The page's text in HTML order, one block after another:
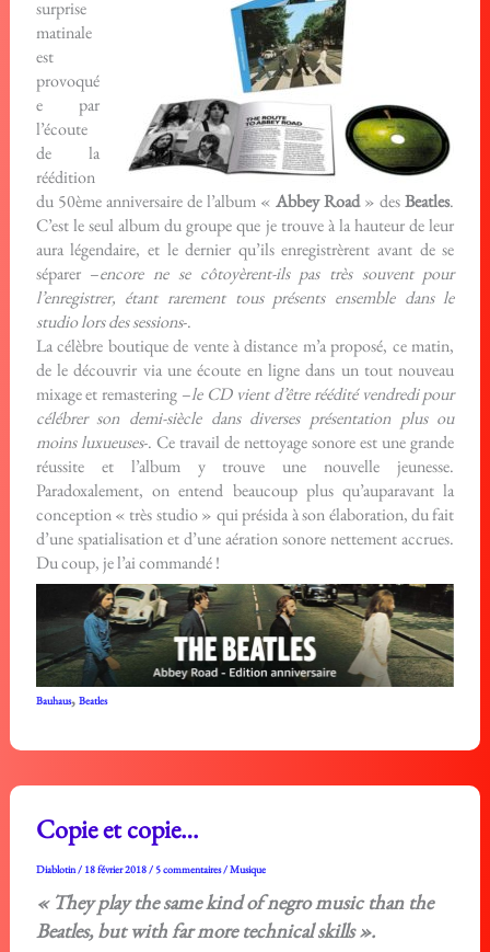
surprise
matinale
est
provoqué
e par
l’écoute
de la
réédition
du 50ème anniversaire de l’album «Abbey Road» desBeatles.
C’est le seul album du groupe que je trouve à la hauteur de leur
aura légendaire, et le dernier qu’ils enregistrèrent avant de se
séparer –encore ne se côtoyèrent-ils pas très souvent pour
l’enregistrer, étant rarement tous présents ensemble dans le
studio lors des sessions-.
La célèbre boutique de vente à distance m’a proposé, ce matin,
de le découvrir via une écoute en ligne dans un tout nouveau
mixage et remastering –le CD vient d’être réédité vendredi pour
célébrer son demi-siècle dans diverses présentation plus ou
moins luxueuses-. Ce travail de nettoyage sonore est une grande
réussite et l’album y trouve une nouvelle jeunesse.
Paradoxalement, on entend beaucoup plus qu’auparavant la
conception « très studio » qui présida à son élaboration, du fait
d’une spatialisation et d’une aération sonore nettement accrues.
Du coup, je l’ai commandé !
Bauhaus, Beatles
Copie et copie…
Diablotin/ 18 février 2018/5 commentaires/Musique
« They play the same kind of negro music than the
Beatles, but with far more technical skills ».